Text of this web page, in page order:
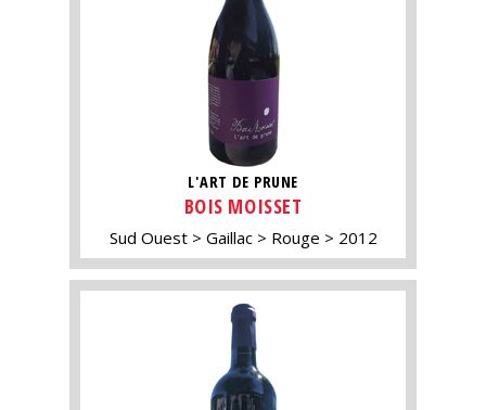
L'ART DE PRUNE
BOIS MOISSET
Sud Ouest Gaillac Rouge 2012